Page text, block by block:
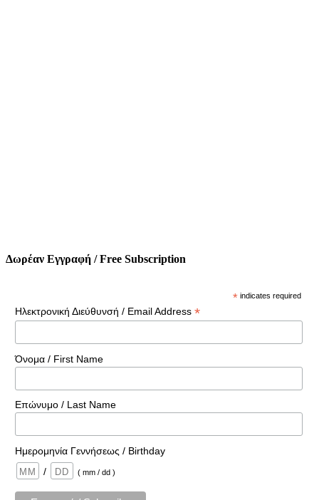
Δωρέαν Εγγραφή / Free Subscription
* indicates required
Ηλεκτρονική Διεύθυνσή / Email Address *
Όνομα / First Name
Επώνυμο / Last Name
Ημερομηνία Γεννήσεως / Birthday
/
( mm / dd )